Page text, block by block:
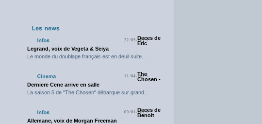
22/05/2025Deces de
Eric
Legrand, voix de Vegeta & Seiya
Le monde du doublage français est en deuil suite...
11/04/2025
The
Chosen -
Derniere Cene arrive en salle
La saison 5 de "The Chosen" débarque sur grand...
09/01/2025Deces de
Benoit
Allemane, voix de Morgan Freeman